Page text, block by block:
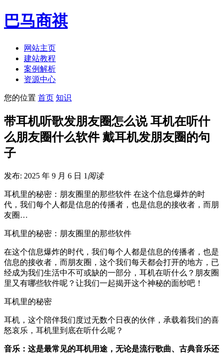
巴马商祺
网站主页
建站教程
案例解析
资源中心
您的位置 首页 知识
带耳机听歌发朋友圈怎么说 耳机在听什
么朋友圈什么软件 戴耳机发朋友圈的句
子
发布: 2025 年 9 月 6 日 1 阅读
耳机里的秘密：朋友圈里的那些软件 在这个信息爆炸的时
代，我们每个人都是信息的传播者，也是信息的接收者，而朋
友圈…
耳机里的秘密：朋友圈里的那些软件
在这个信息爆炸的时代，我们每个人都是信息的传播者，也是
信息的接收者，而朋友圈，这个我们每天都会打开的地方，已
经成为我们生活中不可或缺的一部分，耳机在听什么？朋友圈
里又有哪些软件呢？让我们一起揭开这个神秘的面纱吧！
耳机里的秘密
耳机，这个陪伴我们度过无数个日夜的伙伴，承载着我们的喜
怒哀乐，耳机里到底在听什么呢？
音乐：这是最常见的耳机用途，无论是流行歌曲、古典音乐还